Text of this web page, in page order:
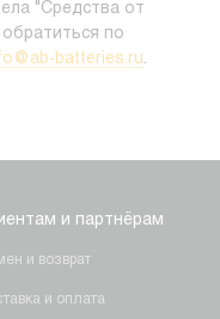
"Средства от
по
batteries.ru.
и партнёрам
и возврат
и оплата